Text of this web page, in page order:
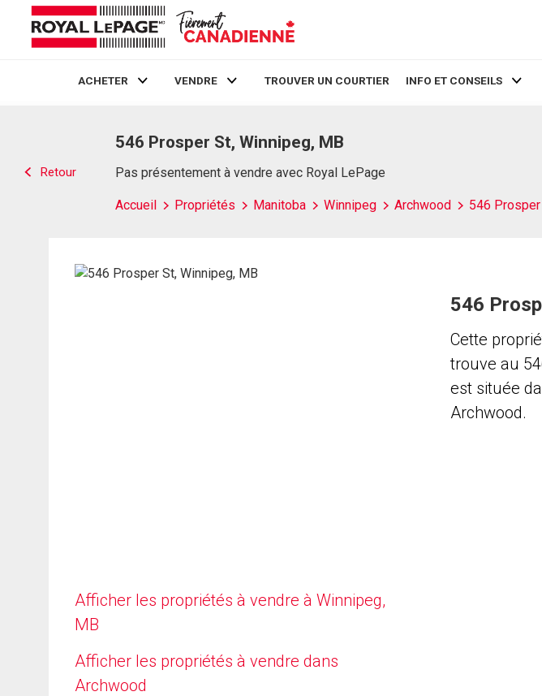
ACHETER VENDRE TROUVER UN COURTIER INFO ET CONSEILS
Retour
546 Prosper St, Winnipeg, MB
Pas présentement à vendre avec Royal LePage
Accueil Propriétés Manitoba Winnipeg Archwood 546
Afficher les propriétés à vendre à Winnipeg,
MB
Afficher les propriétés à vendre dans
Archwood
546
Cette
trouve au
est située
Archwood.